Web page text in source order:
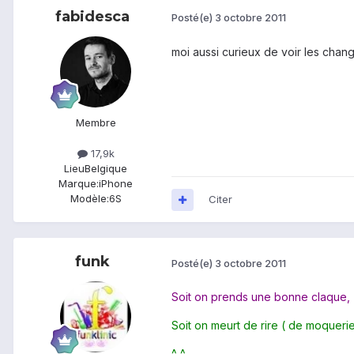
fabidesca
Membre
17,9k
LieuBelgique
Marque:iPhone
Modèle:6S
Posté(e) 3 octobre 2011
moi aussi curieux de voir les
Citer
funk Posté(e) 3 octobre 2011
Soit on prends une bonne claque,
Soit on meurt de rire ( de